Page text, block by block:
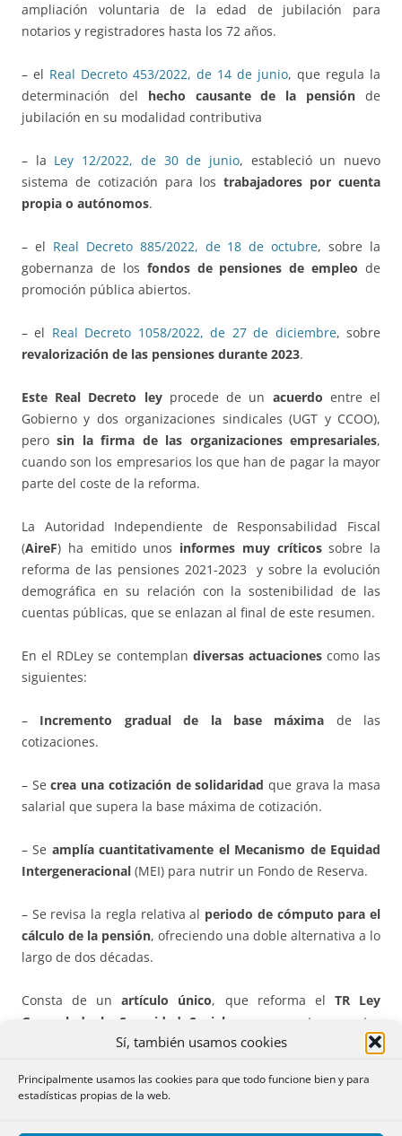
Sí, también usamos cookies
Principalmente usamos las cookies para que todo funcione bien y para
estadísticas propias de la web.
ampliación voluntaria de la edad de jubilación para
notarios y registradores hasta los 72 años.
– el Real Decreto 453/2022, de 14 de junio, que regula la
determinación del hecho causante de la pensión de
jubilación en su modalidad contributiva
– la Ley 12/2022, de 30 de junio, estableció un nuevo
sistema de cotización para lostrabajadores por cuenta
propia o autónomos.
– el Real Decreto 885/2022, de 18 de octubre, sobre la
gobernanza de los fondos de pensiones de empleo de
promoción pública abiertos.
– el Real Decreto 1058/2022, de 27 de diciembre, sobre
revalorización de las pensiones durante 2023.
Este Real Decreto leyprocede de un acuerdo entre el
Gobierno y dos organizaciones sindicales (UGT y CCOO),
perosin la firma de las organizaciones empresariales,
cuando son los empresarios los que han de pagar la mayor
parte del coste de la reforma.
La Autoridad Independiente de Responsabilidad Fiscal
(AireF) ha emitido unos informes muy críticossobre la
reforma de las pensiones 2021-2023 y sobre la evolución
demográfica en su relación con la sostenibilidad de las
cuentas públicas, que se enlazan al final de este resumen.
En el RDLey se contemplan diversas actuaciones como las
siguientes:
– Incremento gradual de la base máxima de las
cotizaciones.
– Secrea una cotización de solidaridad que grava la masa
salarial que supera la base máxima de cotización.
– Se amplía cuantitativamente el Mecanismo de Equidad
Intergeneracional (MEI) para nutrir un Fondo de Reserva.
– Se revisa la regla relativa al periodo de cómputo para el
cálculo de la pensión, ofreciendo una doble alternativa a lo
largo de dos décadas.
Consta de unartículo único, que reforma el TR Ley
General de la Seguridad Social. con cuarenta y cuatro
apartados, seis disposiciones adicionales, seis transitorias,